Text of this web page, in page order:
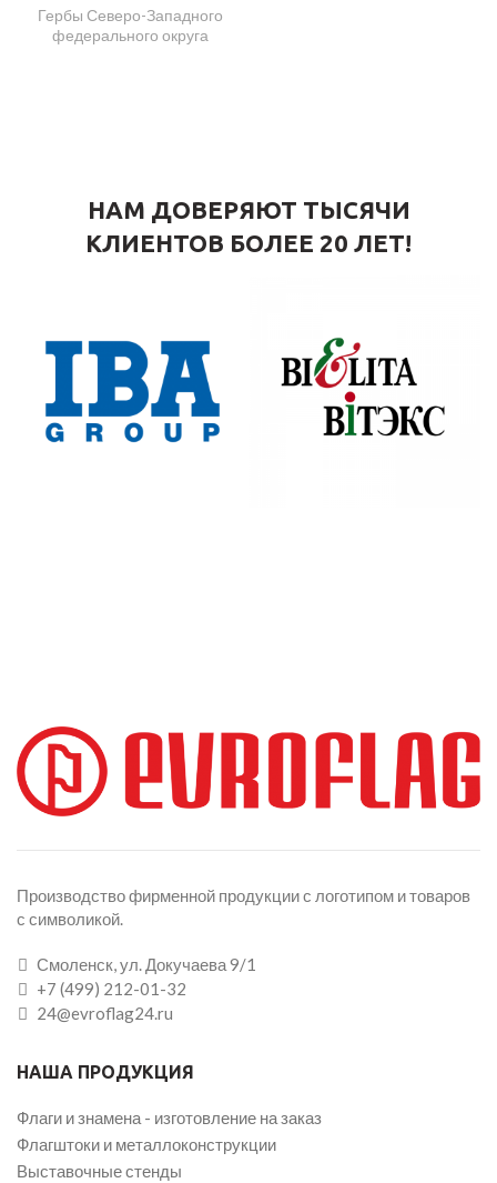
Гербы Северо-Западного
федерального округа
НАМ ДОВЕРЯЮТ ТЫСЯЧИ
КЛИЕНТОВ БОЛЕЕ 20 ЛЕТ!
Производство фирменной продукции с логотипом и товаров
с символикой.
Смоленск, ул. Докучаева 9/1
+7 (499) 212-01-32
24@evroflag24.ru
НАША ПРОДУКЦИЯ
Флаги и знамена - изготовление на заказ
Флагштоки и металлоконструкции
Выставочные стенды